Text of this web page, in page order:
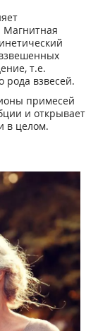
Магнитная
т.е.
рода взвесей.
примесей
и открывает
в целом.